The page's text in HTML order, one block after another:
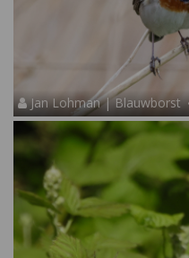
Jan Lohman | Blauwborst